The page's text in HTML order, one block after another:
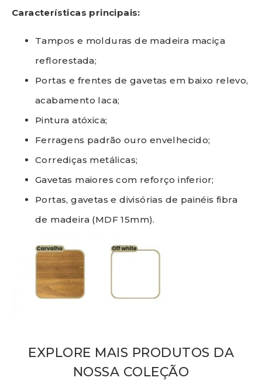
Características principais:
Tampos e molduras de madeira maciça
reflorestada;
Portas e frentes de gavetas em baixo relevo,
acabamento laca;
Pintura atóxica;
Ferragens padrão ouro envelhecido;
Corrediças metálicas;
Gavetas maiores com reforço inferior;
Portas, gavetas e divisórias de painéis fibra
de madeira (MDF 15mm).
EXPLORE MAIS PRODUTOS DA
NOSSA COLEÇÃO